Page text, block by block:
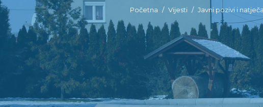
Početna Vijesti Javni pozivi i